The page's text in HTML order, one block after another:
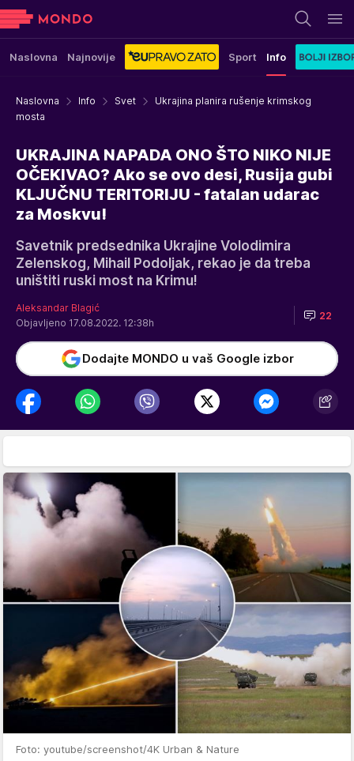
Naslovna Najnovije Sport Info
Naslovna Info Svet
Ukrajina planira rušenje krimskog
mosta
UKRAJINA NAPADA ONO ŠTO NIKO NIJE
OČEKIVAO? Ako se ovo desi, Rusija gubi
KLJUČNU TERITORIJU - fatalan udarac
za Moskvu!
Savetnik predsednika Ukrajine Volodimira
Zelenskog, Mihail Podoljak, rekao je da treba
uništiti ruski most na Krimu!
Aleksandar Blagić
Objavljeno 17.08.2022. 12:38h
22
Dodajte MONDO u vaš Google izbor
Foto: youtube/screenshot/4K Urban & Nature